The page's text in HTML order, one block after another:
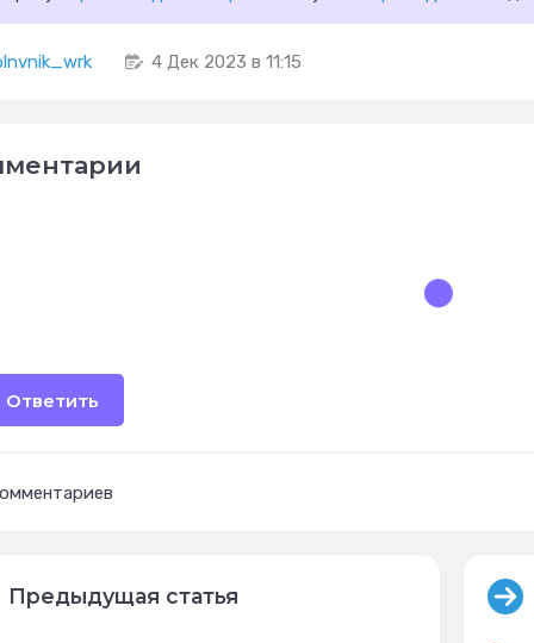
4 Дек 2023 в 11:15
Ответить
Предыдущая статья